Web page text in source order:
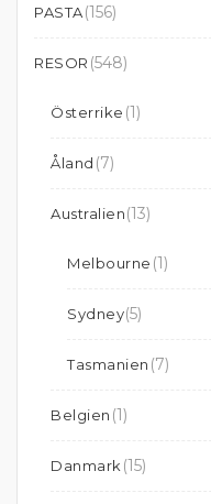
PASTA(156)
RESOR (548)
Österrike (1)
Åland (7)
Australien(13)
Melbourne (1)
Sydney(5)
Tasmanien (7)
Belgien (1)
Danmark (15)